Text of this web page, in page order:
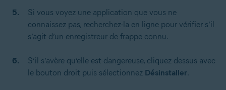
Si vous voyez une application que vous ne
connaissez pas, recherchez-la en ligne pour vérifier s’il
s’agit d’un enregistreur de frappe connu.
S’il s’avère qu’elle est dangereuse, cliquez dessus avec
le bouton droit puis sélectionnez Désinstaller.